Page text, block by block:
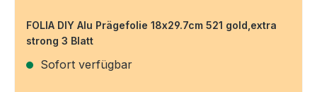
FOLIA DIY Alu Prägefolie 18x29.7cm 521 gold,extra
strong 3 Blatt
Sofort verfügbar